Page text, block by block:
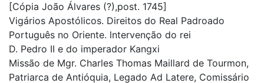
[Cópia João Álvares (?),post. 1745]
Vigários Apostólicos. Direitos do Real Padroado
Português no Oriente. lntervenção do rei
D. Pedro II e do imperador Kangxi
Missão de Mgr. Charles Thomas Maillard de Tourmon,
Patriarca de Antióquia, Legado Ad Latere, Comissário